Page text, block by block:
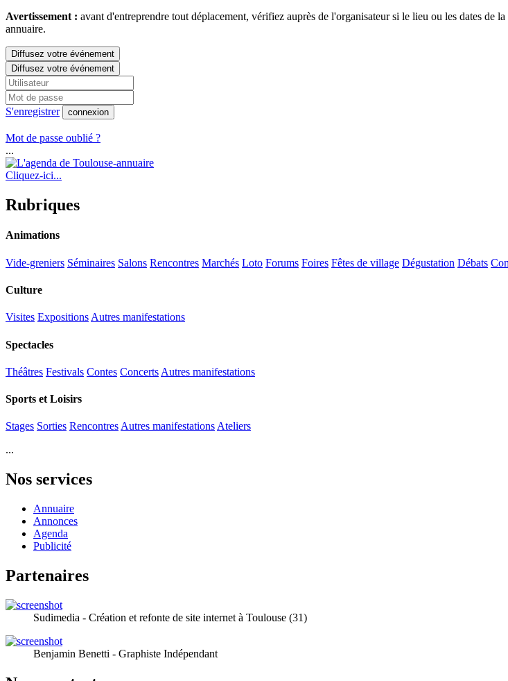
Avertissement : avant d'entreprendre tout déplacement, vérifiez auprès de l'organisateur si le lieu ou les dates
annuaire.
Diffusez votre événement
Diffusez votre événement
S'enregistrer connexion
Mot de passe oublié ?
...
Cliquez-ici...
Rubriques
Animations
Vide-greniers Séminaires Salons Rencontres Marchés Loto Forums Foires Fêtes de village Dégustation Débats
Culture
Visites Expositions Autres manifestations
Spectacles
Théâtres Festivals Contes Concerts Autres manifestations
Sports et Loisirs
Stages Sorties Rencontres Autres manifestations Ateliers
...
Nos services
Annuaire
Annonces
Agenda
Publicité
Partenaires
Sudimedia - Création et refonte de site internet à Toulouse (31)
Benjamin Benetti - Graphiste Indépendant